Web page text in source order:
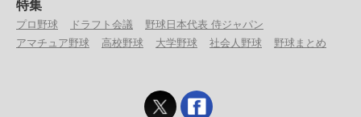
特集
プロ野球 ドラフト会議
野球日本代表 侍ジャパン
アマチュア野球
高校野球 大学野球 社会人野球 野球まとめ